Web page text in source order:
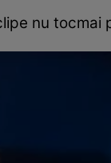
nu tocmai